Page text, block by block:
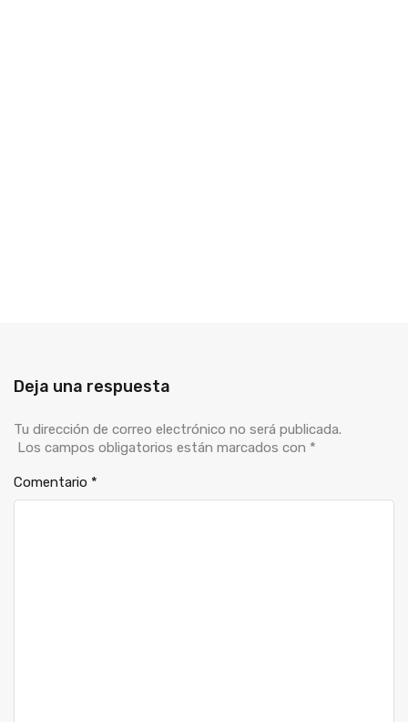
Deja una respuesta
Tu dirección de correo electrónico no será publicada.
Los campos obligatorios están marcados con *
Comentario *